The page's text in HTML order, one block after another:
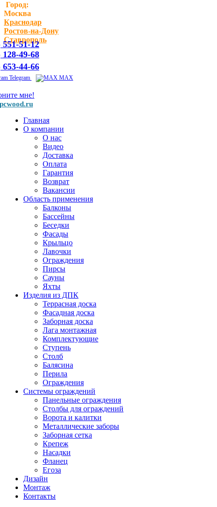
Город:
Москва
Краснодар
Ростов-на-Дону
Ставрополь
551-51-12
128-49-68
653-44-66
Telegram MAX
мне!
Главная
О компании
О нас
Видео
Доставка
Оплата
Гарантия
Возврат
Вакансии
Область применения
Балконы
Бассейны
Беседки
Фасады
Крыльцо
Лавочки
Ограждения
Пирсы
Сауны
Яхты
Изделия из ДПК
Террасная доска
Фасадная доска
Заборная доска
Лага монтажная
Комплектующие
Ступень
Столб
Балясина
Перила
Ограждения
Системы ограждений
Панельные ограждения
Столбы для ограждений
Ворота и калитки
Металлические заборы
Заборная сетка
Крепеж
Насадки
Фланец
Егоза
Дизайн
Монтаж
Контакты